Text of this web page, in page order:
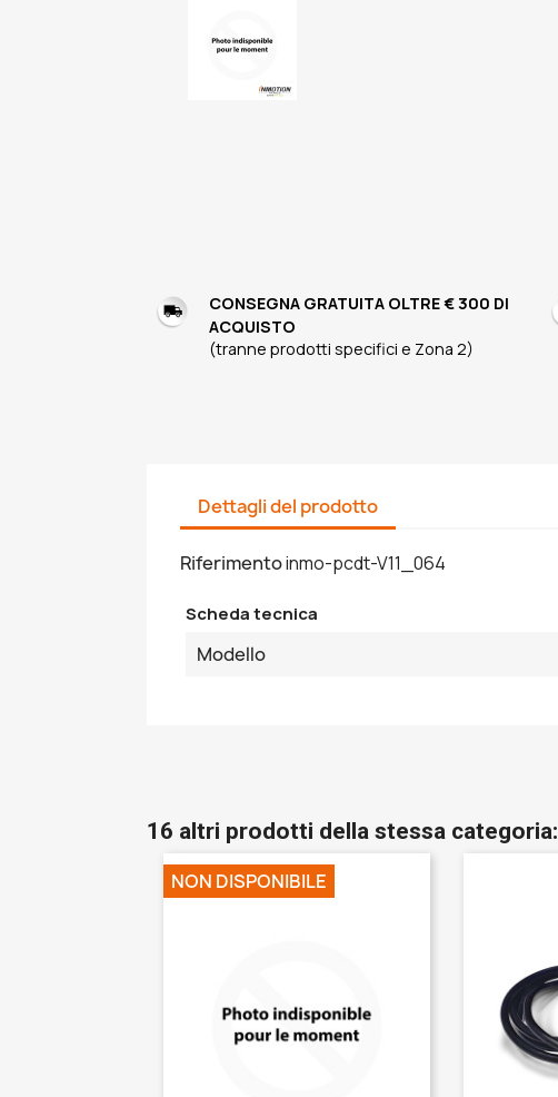
CONSEGNA GRATUITA OLTRE € 300 DI
ACQUISTO
(tranne prodotti specifici e Zona 2)
Dettagli del prodotto
Riferimentoinmo-pcdt-V11_064
Scheda tecnica
Modello
16 altri prodotti della stessa categoria:
NON DISPONIBILE